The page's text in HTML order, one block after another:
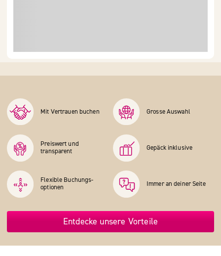
Mit Vertrauen buchen Grosse Auswahl
Preiswert und
transparent
Gepäck inklusive
Flexible Buchungs­
optionen
Immer an deiner Seite
Entdecke unsere Vorteile